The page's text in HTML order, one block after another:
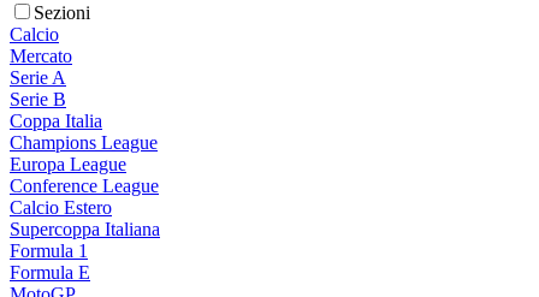
Sezioni
Calcio
Mercato
Serie A
Serie B
Coppa Italia
Champions League
Europa League
Conference League
Calcio Estero
Supercoppa Italiana
Formula 1
Formula E